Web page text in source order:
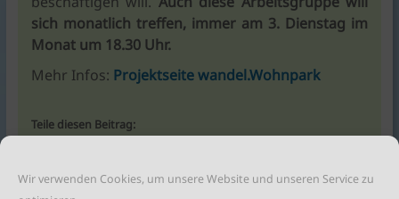
Wir verwenden Cookies, um unsere Website und unseren Service zu
sich monatlich treffen, immer am 3. Dienstag im
Monat um 18.30 Uhr.
Mehr Infos: Projektseite wandel.Wohnpark
Teile diesen Beitrag: